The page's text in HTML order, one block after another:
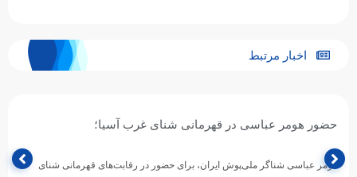
اخبار مرتبط
حضور هومر عباسی در قهرمانی شنای غرب آسیا؛
هومر عباسی شناگر ملی‌پوش ایران، برای حضور در رقابت‌های قهرمانی شنای